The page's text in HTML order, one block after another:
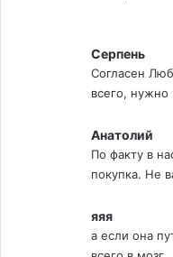
Серпень
Согласен
всего, нужно
Анатолий
По факту в
покупка. Не
яяя
а если она